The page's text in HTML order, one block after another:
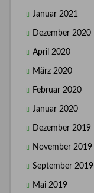
Januar 2021
Dezember 2020
April 2020
März 2020
Februar 2020
Januar 2020
Dezember 2019
November 2019
September 2019
Mai 2019